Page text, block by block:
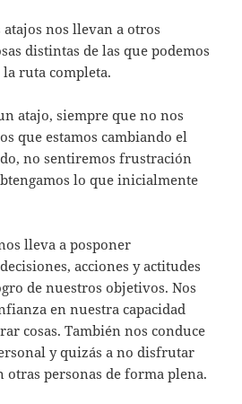
nos llevan a otros
distintas de las que podemos
ruta completa.
atajo, siempre que no nos
que estamos cambiando el
no sentiremos frustración
lo que inicialmente
lleva a posponer
acciones y actitudes
de nuestros objetivos. Nos
en nuestra capacidad
cosas. También nos conduce
y quizás a no disfrutar
otras personas de forma plena.